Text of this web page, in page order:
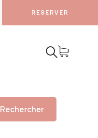
RESERVER
Rechercher